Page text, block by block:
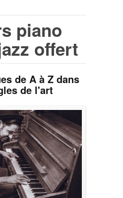
piano
offert
de A à Z dans
de l'art